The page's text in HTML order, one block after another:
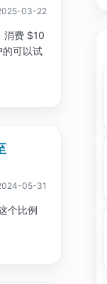
03-22
消费 $10
可以试
05-31
个比例